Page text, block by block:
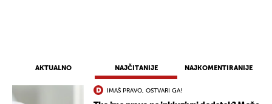
AKTUALNO NAJČITANIJE NAJKOMENTIRANIJE
IMAŠ PRAVO, OSTVARI GA!